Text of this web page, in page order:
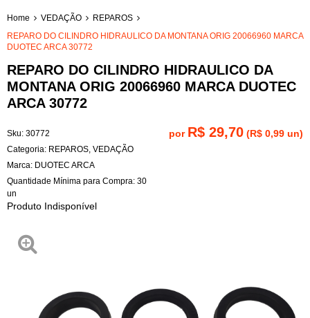
Home VEDAÇÃO
REPAROS
REPARO DO CILINDRO HIDRAULICO DA MONTANA ORIG 20066960 MARCA
DUOTEC ARCA 30772
REPARO DO CILINDRO HIDRAULICO DA
MONTANA ORIG 20066960 MARCA DUOTEC
ARCA 30772
Sku: 30772
Categoria: REPAROS VEDAÇÃO
Marca: DUOTEC ARCA
Quantidade Mínima para Compra: 30
un
Produto Indisponível
por R$ 29,70 (R$ 0,99 un)